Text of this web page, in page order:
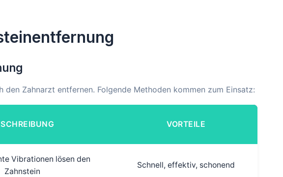
Zahnarzt entfernen. Folgende Methoden kommen zum Einsatz:
VORTEILE
Vibrationen lösen den
Zahnstein
Schnell, effektiv, schonend